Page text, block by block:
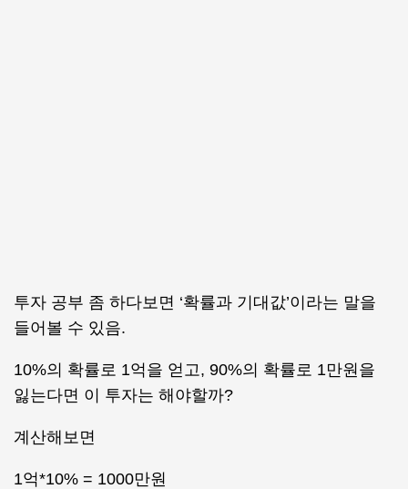
투자 공부 좀 하다보면 ‘확률과 기대값’이라는 말을
들어볼 수 있음.
10%의 확률로 1억을 얻고, 90%의 확률로 1만원을
잃는다면 이 투자는 해야할까?
계산해보면
1억*10% = 1000만원